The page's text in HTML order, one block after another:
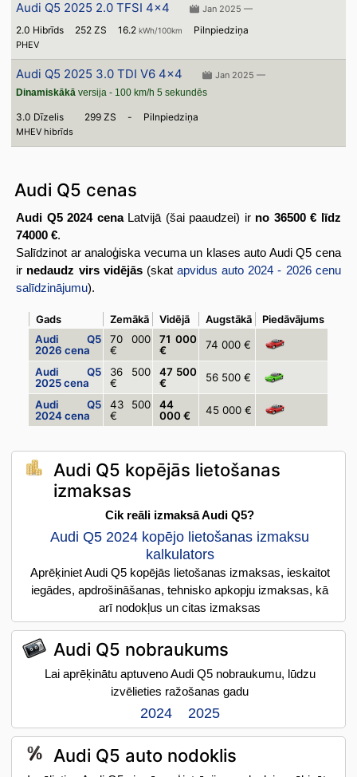
Audi Q5 2025 2.0 TFSI 4x4 Jan 2025 —
2.0 Hibrīds
PHEV
252 ZS 16.2kWh/100km Pilnpiedziņa
Audi Q5 2025 3.0 TDI V6 4x4
Jan 2025 —
Dinamiskākā versija - 100 km/h 5 sekundēs
3.0 Dīzelis
MHEV hibrīds
299 ZS - Pilnpiedziņa
Audi Q5 cenas
Audi Q5 2024 cenaLatvijā (šai paaudzei) ir no 36500 € līdz
74000 €.
Salīdzinot ar analoģiska vecuma un klases auto Audi Q5 cena
ir nedaudz virs vidējās(skatapvidus auto 2024 - 2026 cenu
salīdzinājumu).
Gads Zemākā Vidējā Augstākā
Piedāvājums
Audi Q5
2026 cena
70 000
€
71 000
€
74 000 €
Audi Q5
2025 cena
36 500
€
47 500
€
56 500 €
Audi Q5
2024 cena
43 500
€
44
000 €
45 000 €
Audi Q5 kopējās lietošanas
izmaksas
Cik reāli izmaksā Audi Q5?
Audi Q5 2024 kopējo lietošanas izmaksu
kalkulators
Aprēķiniet Audi Q5 kopējās lietošanas izmaksas, ieskaitot
iegādes, apdrošināšanas, tehnisko apkopju izmaksas, kā
arī nodokļus un citas izmaksas
Audi Q5 nobraukums
Lai aprēķinātu aptuveno Audi Q5 nobraukumu, lūdzu
izvēlieties ražošanas gadu
2024 2025
Audi Q5 auto nodoklis